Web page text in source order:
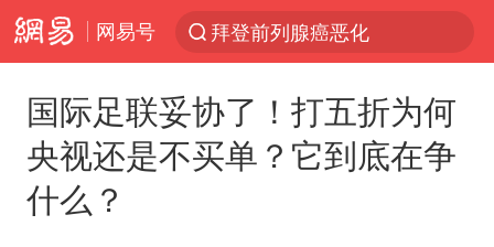
网易号
拜登前列腺癌恶化
“伊斯兰版北约”出现
国际足联妥协了！打五折为何
央视还是不买单？它到底在争
什么？